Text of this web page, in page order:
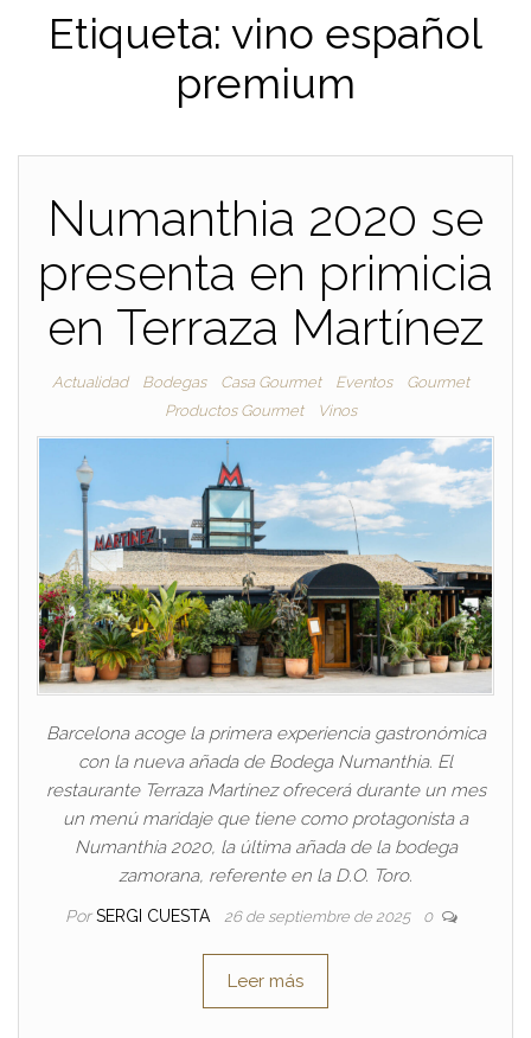
Etiqueta: vino español
premium
Numanthia 2020 se
presenta en primicia
en Terraza Martínez
Actualidad Bodegas Casa Gourmet Eventos
Gourmet
Productos Gourmet
Vinos
Barcelona acoge la primera experiencia gastronómica
con la nueva añada de Bodega Numanthia. El
restaurante Terraza Martínez ofrecerá durante un mes
un menú maridaje que tiene como protagonista a
Numanthia 2020, la última añada de la bodega
zamorana, referente en la D.O. Toro.
Por SERGI CUESTA 26 de septiembre de 2025 0
Leer más